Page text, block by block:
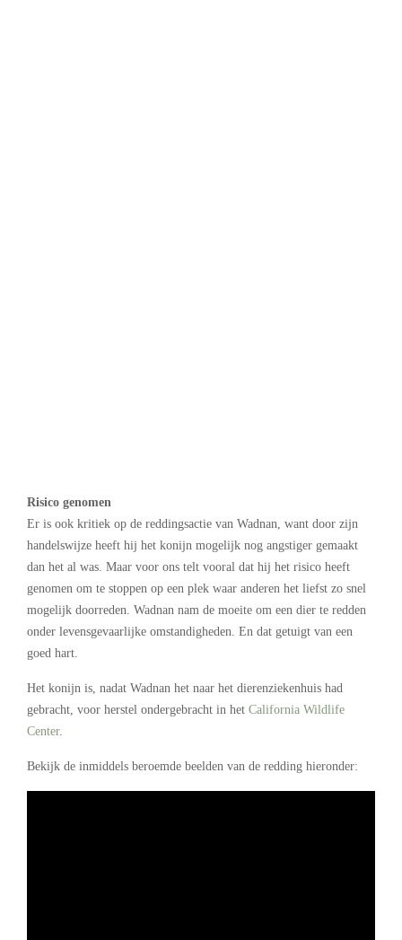
Risico genomen
Er is ook kritiek op de reddingsactie van Wadnan, want door zijn
handelswijze heeft hij het konijn mogelijk nog angstiger gemaakt
dan het al was. Maar voor ons telt vooral dat hij het risico heeft
genomen om te stoppen op een plek waar anderen het liefst zo snel
mogelijk doorreden. Wadnan nam de moeite om een dier te redden
onder levensgevaarlijke omstandigheden. En dat getuigt van een
goed hart.
Het konijn is, nadat Wadnan het naar het dierenziekenhuis had
gebracht, voor herstel ondergebracht in het California Wildlife
Center.
Bekijk de inmiddels beroemde beelden van de redding hieronder: